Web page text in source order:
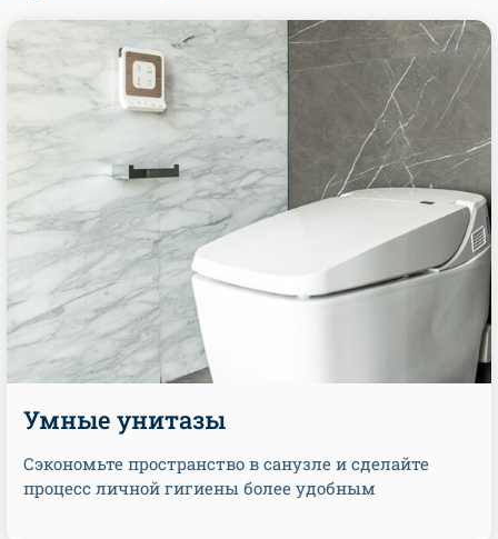
Умные унитазы
Сэкономьте пространство в санузле и сделайте
процесс личной гигиены более удобным